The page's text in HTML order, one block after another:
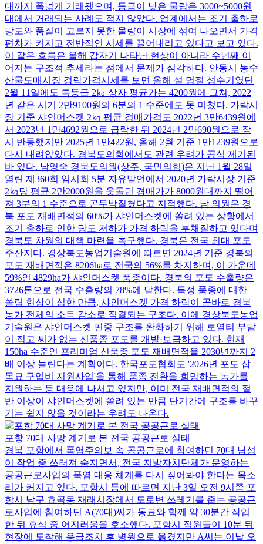
대까지 폭넓게 거래됐으며, 등급이 낮은 물량은 3000~5000원
대에서 거래되는 사례도 적지 않았다. 업계에서는 조기 출하로
당도와 품질이 고르지 못한 물량이 시장에 섞여 나오면서 가격
편차가 커지고 전반적인 시세를 끌어내리고 있다고 보고 있다.
이 같은 흐름은 올해 갑자기 나타난 현상이 아니라 수년째 이
어지는 구조적 추세라는 점에서 문제가 심각하다. 안동시 농수
산물도매시장 경락가격시세를 보면 올해 설 명절 성수기였던
2월 11일에도 특등급 2㎏ 상자 평균가는 4200원에 그쳐, 2022
년 같은 시기 2만9100원의 6분의 1 수준에도 못 미쳤다. 가락시
장 기준 샤인머스켓 2㎏ 평균 경매가격도 2022년 3만6439원에
서 2023년 1만4692원으로 급락한 뒤 2024년 2만690원으로 잠
시 반등했지만 2025년 1만422원, 올해 2월 기준 1만1239원으로
다시 내려앉았다. 경북도의회에서도 관련 우려가 공식 제기된
바 있다. 남영숙 경북도의원(상주, 국민의힘)은 지난 1월 28일
열린 제360회 임시회 5분 자유발언에서 2020년 가락시장 기준
2㎏당 평균 2만2000원을 웃돌던 경매가가 8000원대까지 떨어
져 3분의 1 수준으로 곤두박질쳤다고 지적했다. 남 의원은 경
북 포도 재배면적의 60%가 샤인머스켓에 쏠려 있는 상황에서
조기 출하로 인한 당도 저하가 가격 하락을 부채질하고 있다며
경북도 차원의 대책 마련을 촉구했다. 경북은 전국 최대 포도
주산지다. 경상북도농업기술원에 따르면 2024년 기준 경북의
포도 재배면적은 8206ha로 전국의 56%를 차지하며, 이 가운데
59%인 4829ha가 샤인머스켓 품종이다. 경북의 포도 수출량은
3726톤으로 전국 수출량의 78%에 달한다. 특정 품종에 대한
쏠림 현상이 심한 만큼, 샤인머스켓 가격 하락이 곧바로 경북
농가 전체의 소득 감소로 직결되는 구조다. 이에 경상북도농업
기술원은 샤인머스켓 편중 구조를 완화하기 위해 로열티 부담
이 적고 씨가 없는 신품종 포도를 개발·보급하고 있다. 현재
150ha 수준인 프리미엄 신품종 포도 재배면적을 2030년까지 2
배 이상 늘린다는 계획이다. 한국포도협회도 '2026년 포도 삽
목묘 구입비 지원사업'을 통해 품종 전환을 희망하는 농가를
지원하는 등 대응에 나서고 있지만, 이미 전국 재배면적의 절
반 이상이 샤인머스켓에 쏠려 있는 만큼 단기간에 구조를 바꾸
기는 쉽지 않을 것이라는 우려도 나온다.
포항 70대 사망 계기로 본 전국 공공근로 실태
경북 포항에서 폭염주의보 속 공공근로에 참여하던 70대 남성
이 작업 중 쓰러져 숨지면서, 전국 지방자치단체가 운영하는
공공근로사업의 폭염 대응 체계를 다시 짚어봐야 한다는 목소
리가 커지고 있다. 포항시 등에 따르면 지난 3일 오전 9시쯤 포
항시 남구 효곡동 재래시장에서 도로변 쓰레기를 줍는 공공근
로사업에 참여하던 A(70대)씨가 동료와 함께 약 30분간 작업
한 뒤 휴식 중 어지러움을 호소했다. 포항시 직원들이 10분 뒤
현장에 도착해 응급조치 후 병원으로 옮겼지만 A씨는 이날 오